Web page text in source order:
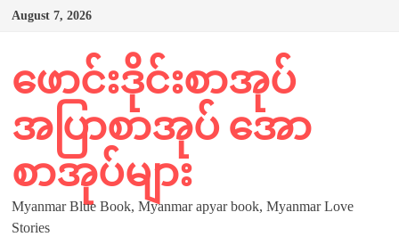
Skip
August 7, 2026
ဖောင်းဒိုင်းစာအုပ်
အပြာစာအုပ် အော
စာအုပ်များ
Myanmar Blue Book, Myanmar apyar book, Myanmar Love
Stories